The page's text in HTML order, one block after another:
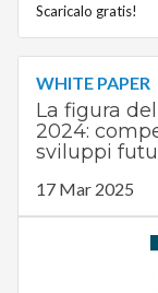
Scaricalo gratis!
WHITE PAPER
La figura
2024:
sviluppi
17 Mar 2025